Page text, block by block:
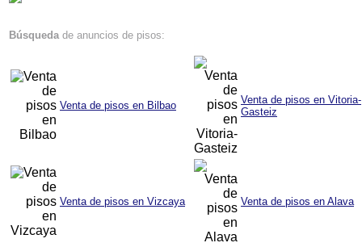
Búsquedade anuncios de pisos:
Venta de pisos en Bilbao
Venta de pisos en Vitoria-
Gasteiz
Venta de pisos en Vizcaya Venta de pisos en Alava